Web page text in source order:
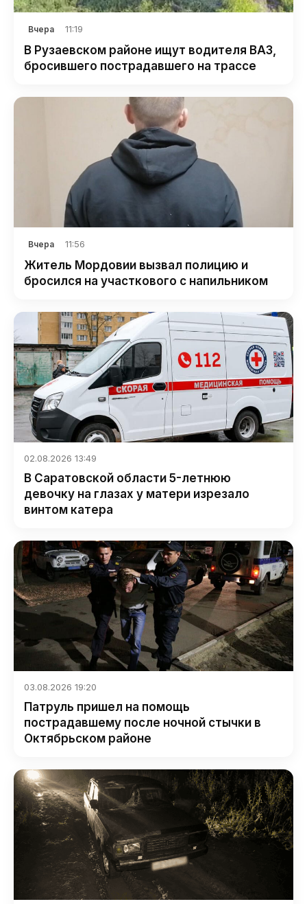
Вчера 11:19
В Рузаевском районе ищут водителя ВАЗ,
бросившего пострадавшего на трассе
Вчера 11:56
Житель Мордовии вызвал полицию и
бросился на участкового с напильником
02.08.2026 13:49
В Саратовской области 5-летнюю
девочку на глазах у матери изрезало
винтом катера
03.08.2026 19:20
Патруль пришел на помощь
пострадавшему после ночной стычки в
Октябрьском районе